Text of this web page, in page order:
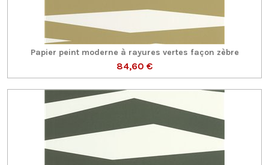
Papier peint moderne à rayures vertes façon zèbre
84,60 €